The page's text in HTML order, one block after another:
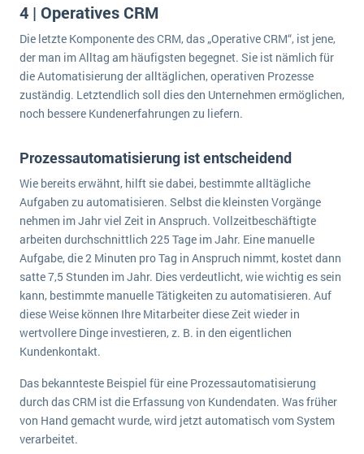
4 | Operatives CRM
Die letzte Komponente des CRM, das „Operative CRM“, ist jene,
der man im Alltag am häufigsten begegnet. Sie ist nämlich für
die Automatisierung der alltäglichen, operativen Prozesse
zuständig. Letztendlich soll dies den Unternehmen ermöglichen,
noch bessere Kundenerfahrungen zu liefern.
Prozessautomatisierung ist entscheidend
Wie bereits erwähnt, hilft sie dabei, bestimmte alltägliche
Aufgaben zu automatisieren. Selbst die kleinsten Vorgänge
nehmen im Jahr viel Zeit in Anspruch. Vollzeitbeschäftigte
arbeiten durchschnittlich 225 Tage im Jahr. Eine manuelle
Aufgabe, die 2 Minuten pro Tag in Anspruch nimmt, kostet dann
satte 7,5 Stunden im Jahr. Dies verdeutlicht, wie wichtig es sein
kann, bestimmte manuelle Tätigkeiten zu automatisieren. Auf
diese Weise können Ihre Mitarbeiter diese Zeit wieder in
wertvollere Dinge investieren, z. B. in den eigentlichen
Kundenkontakt.
Das bekannteste Beispiel für eine Prozessautomatisierung
durch das CRM ist die Erfassung von Kundendaten. Was früher
von Hand gemacht wurde, wird jetzt automatisch vom System
verarbeitet.